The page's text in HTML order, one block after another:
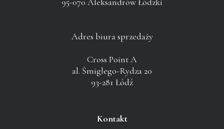
Adres biura sprzedaży
Cross Point A
al. Śmigłego-Rydza 20
93-281 Łódź
Kontakt